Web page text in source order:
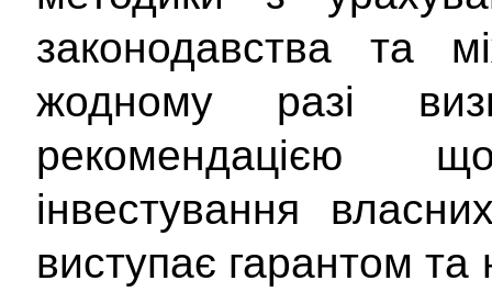
законодавства та
жодному разі
рекомендацією
інвестування
виступає гарантом та